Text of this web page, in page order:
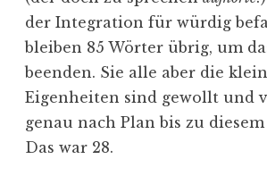
der Integration für würdig
bleiben 85 Wörter übrig, um
beenden. Sie alle aber die
Eigenheiten sind gewollt und
genau nach Plan bis zu diesem
Das war 28.